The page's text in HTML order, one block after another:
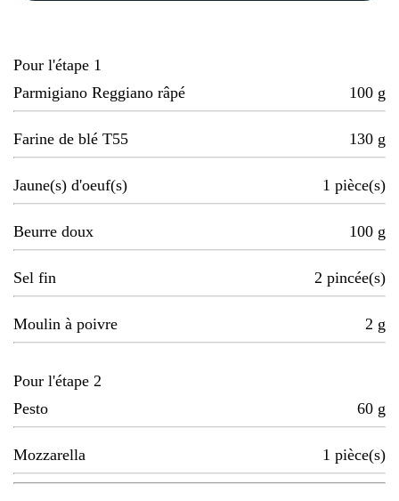
Pour l'étape 1
Parmigiano Reggiano râpé
100 g
Farine de blé T55 130 g
Jaune(s) d'oeuf(s) 1 pièce(s)
Beurre doux 100 g
Sel fin 2 pincée(s)
Moulin à poivre 2 g
Pour l'étape 2
Pesto
60 g
Mozzarella 1 pièce(s)